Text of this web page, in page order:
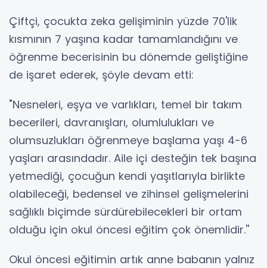
Çiftçi, çocukta zeka gelişiminin yüzde 70'lik
kısmının 7 yaşına kadar tamamlandığını ve
öğrenme becerisinin bu dönemde geliştiğine
de işaret ederek, şöyle devam etti:
"Nesneleri, eşya ve varlıkları, temel bir takım
becerileri, davranışları, olumlulukları ve
olumsuzlukları öğrenmeye başlama yaşı 4-6
yaşları arasındadır. Aile içi desteğin tek başına
yetmediği, çocuğun kendi yaşıtlarıyla birlikte
olabileceği, bedensel ve zihinsel gelişmelerini
sağlıklı biçimde sürdürebilecekleri bir ortam
olduğu için okul öncesi eğitim çok önemlidir.''
Okul öncesi eğitimin artık anne babanın yalnız